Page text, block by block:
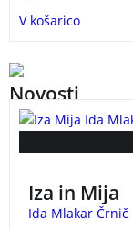
V košarico
Novosti
Vsak otrok si
zgodi, ko
Ko Iza dobi
prepričana, da
Iza in Mija
Ida Mlakar Črnič